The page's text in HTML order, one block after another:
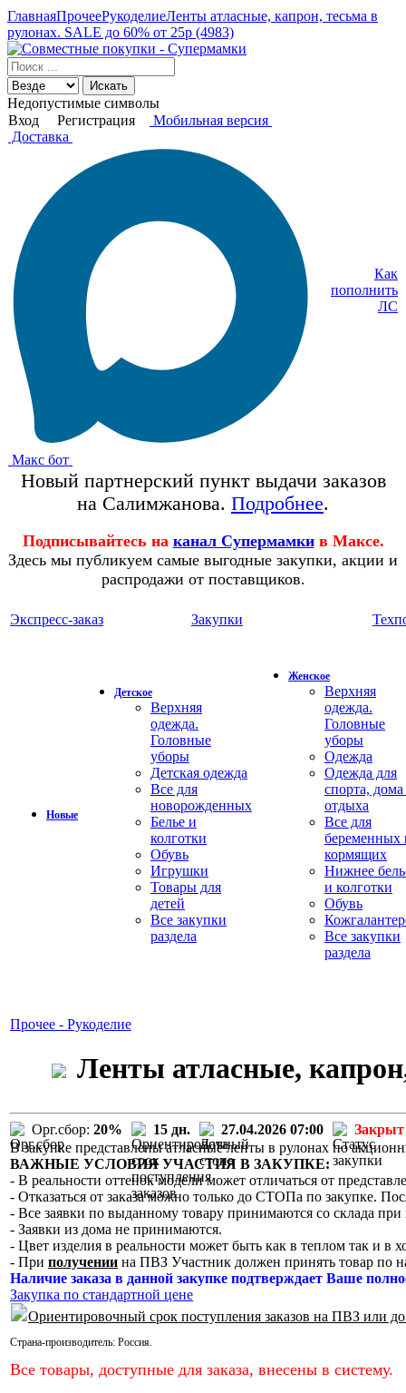
ГлавнаяПрочееРукоделиеЛенты атласные, капрон, тесьма в
рулонах. SALE до 60% от 25р (4983)
Искать
Недопустимые символы
Вход
Регистрация
Мобильная версия
Доставка
Макс бот
Как
пополнить
ЛС
Новый партнерский пункт выдачи заказов
на Салимжанова. Подробнее.
Подписывайтесь на канал Супермамки в Максе.
Здесь мы публикуем самые выгодные закупки, акции и
распродажи от поставщиков.
Экспресс-заказ Закупки
Новые
Детское
Верхняя
одежда.
Головные
уборы
Детская одежда
Все для
новорожденных
Белье и
колготки
Обувь
Игрушки
Товары для
детей
Все закупки
раздела
Женское
Верхняя
одежда.
Головные
уборы
Одежда
Одежда для
спорта,
отдыха
Все для
беременных
кормящих
Нижнее
и колготки
Обувь
Все закупки
раздела
Прочее - Рукоделие
Ленты атласные,
Орг.сбор: 20% 15 дн. 27.04.2026 07:00
Закрыт
В закупке представлены атласные ленты в рулонах по
ВАЖНЫЕ УСЛОВИЯ УЧАСТИЯ В ЗАКУПКЕ:
- В реальности оттенок модели может отличаться от
- Отказаться от заказа можно только до СТОПа по закупке.
- Все заявки по выданному товару принимаются со склада при
- Заявки из дома не принимаются.
- Цвет изделия в реальности может быть как в теплом так и в
- При получении на ПВЗ Участник должен принять товар по
Наличие заказа в данной закупке подтверждает Ваше
Закупка по стандартной цене
Ориентировочный срок поступления заказов на ПВЗ или
Страна-производитель: Россия.
Все товары, доступные для заказа, внесены в систему.